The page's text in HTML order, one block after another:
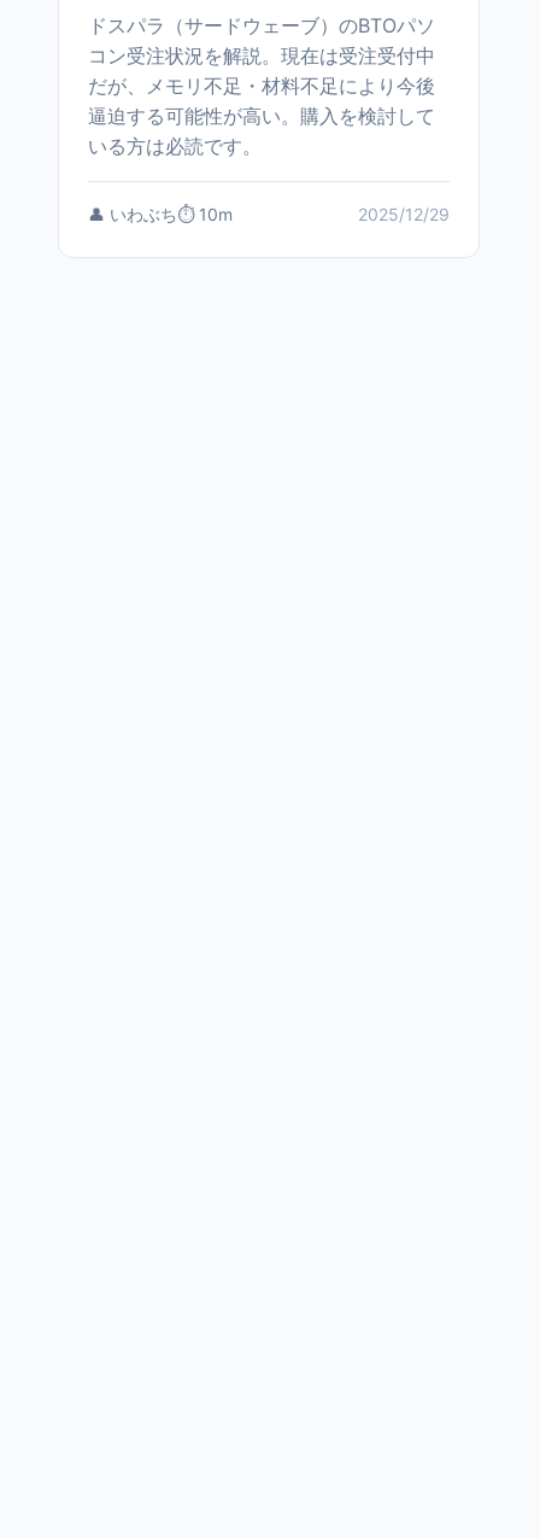
ドスパラ（サードウェーブ）のBTOパソ
コン受注状況を解説。現在は受注受付中
だが、メモリ不足・材料不足により今後
逼迫する可能性が高い。購入を検討して
いる方は必読です。
👤 いわぶち⏱️ 10m 2025/12/29